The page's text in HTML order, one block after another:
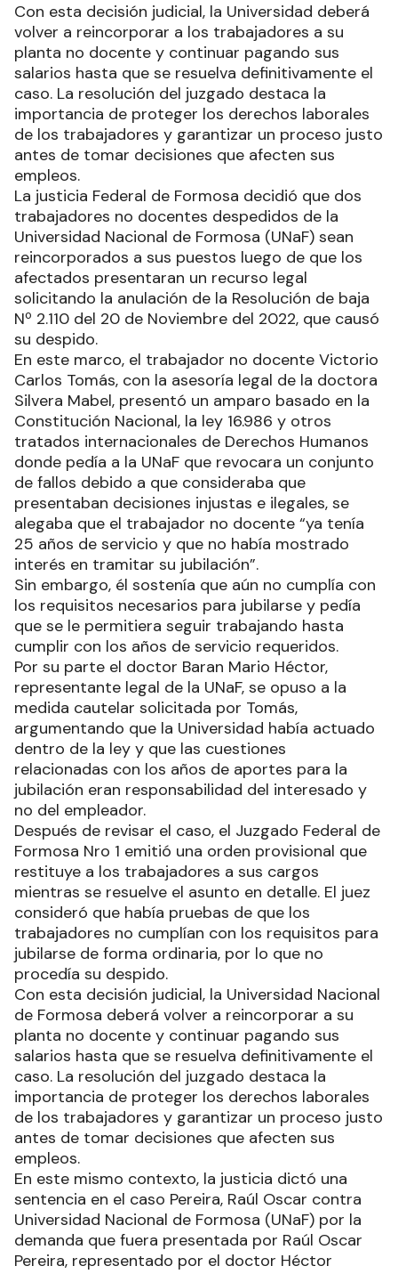
Con esta decisión judicial, la Universidad deberá
volver a reincorporar a los trabajadores a su
planta no docente y continuar pagando sus
salarios hasta que se resuelva definitivamente el
caso. La resolución del juzgado destaca la
importancia de proteger los derechos laborales
de los trabajadores y garantizar un proceso justo
antes de tomar decisiones que afecten sus
empleos.
La justicia Federal de Formosa decidió que dos
trabajadores no docentes despedidos de la
Universidad Nacional de Formosa (UNaF) sean
reincorporados a sus puestos luego de que los
afectados presentaran un recurso legal
solicitando la anulación de la Resolución de baja
Nº 2.110 del 20 de Noviembre del 2022, que causó
su despido.
En este marco, el trabajador no docente Victorio
Carlos Tomás, con la asesoría legal de la doctora
Silvera Mabel, presentó un amparo basado en la
Constitución Nacional, la ley 16.986 y otros
tratados internacionales de Derechos Humanos
donde pedía a la UNaF que revocara un conjunto
de fallos debido a que consideraba que
presentaban decisiones injustas e ilegales, se
alegaba que el trabajador no docente “ya tenía
25 años de servicio y que no había mostrado
interés en tramitar su jubilación”.
Sin embargo, él sostenía que aún no cumplía con
los requisitos necesarios para jubilarse y pedía
que se le permitiera seguir trabajando hasta
cumplir con los años de servicio requeridos.
Por su parte el doctor Baran Mario Héctor,
representante legal de la UNaF, se opuso a la
medida cautelar solicitada por Tomás,
argumentando que la Universidad había actuado
dentro de la ley y que las cuestiones
relacionadas con los años de aportes para la
jubilación eran responsabilidad del interesado y
no del empleador.
Después de revisar el caso, el Juzgado Federal de
Formosa Nro 1 emitió una orden provisional que
restituye a los trabajadores a sus cargos
mientras se resuelve el asunto en detalle. El juez
consideró que había pruebas de que los
trabajadores no cumplían con los requisitos para
jubilarse de forma ordinaria, por lo que no
procedía su despido.
Con esta decisión judicial, la Universidad Nacional
de Formosa deberá volver a reincorporar a su
planta no docente y continuar pagando sus
salarios hasta que se resuelva definitivamente el
caso. La resolución del juzgado destaca la
importancia de proteger los derechos laborales
de los trabajadores y garantizar un proceso justo
antes de tomar decisiones que afecten sus
empleos.
En este mismo contexto, la justicia dictó una
sentencia en el caso Pereira, Raúl Oscar contra
Universidad Nacional de Formosa (UNaF) por la
demanda que fuera presentada por Raúl Oscar
Pereira, representado por el doctor Héctor